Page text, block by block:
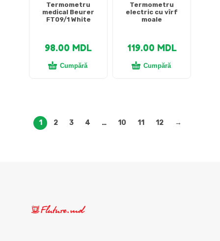
Termometru
medical Beurer
FT09/1 White
98.00 MDL
Cumpără
Termometru
electric cu vîrf
moale
119.00 MDL
Cumpără
1 2 3 4 … 10 11 12 →